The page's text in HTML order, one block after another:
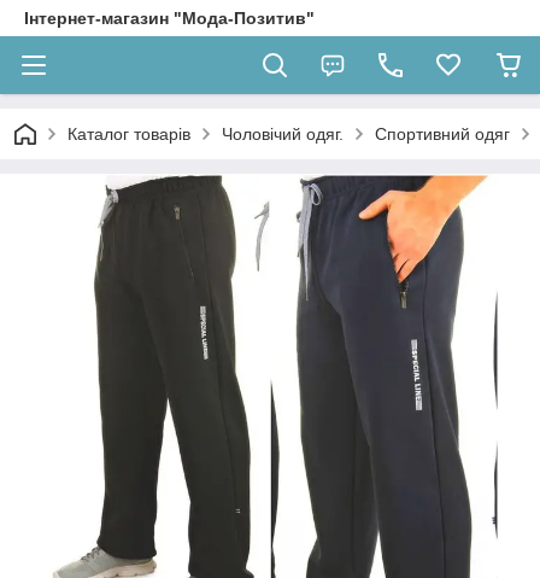
Інтернет-магазин "Мода-Позитив"
Каталог товарів Чоловічий одяг. Спортивний одяг